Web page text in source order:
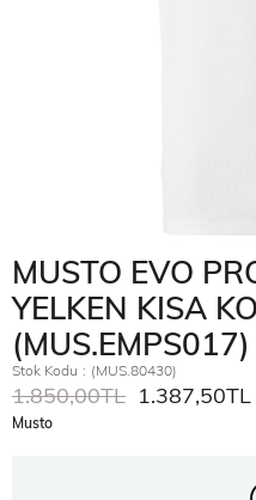
MUSTO EVO
YELKEN KISA
(MUS.EMPS017)
Stok Kodu (MUS.80430)
1.850,00TL 1.387,50TL
Musto